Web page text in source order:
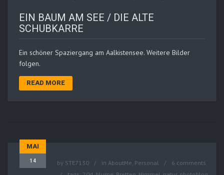
EIN BAUM AM SEE / DIE ALTE
SCHUBKARRE
Ein schöner Spaziergang am Aalkistensee. Weitere Bilder
folgen.
READ MORE
MAI
14 by STE7130 in AboutMe Personal
6 comments